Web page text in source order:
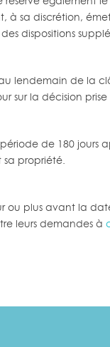
à sa discrétion,
dispositions
lendemain de la
sur la décision
de 180
propriété.
plus avant la
leurs demandes à